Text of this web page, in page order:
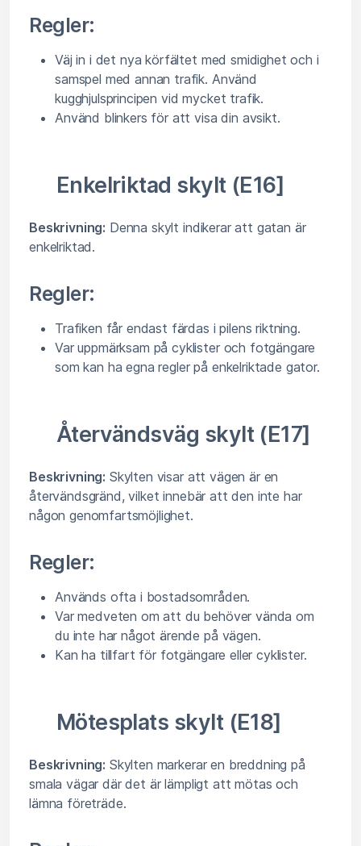
Regler:
Väj in i det nya körfältet med smidighet och i
samspel med annan trafik. Använd
kugghjulsprincipen vid mycket trafik.
Använd blinkers för att visa din avsikt.
Enkelriktad skylt (E16]
Beskrivning: Denna skylt indikerar att gatan är
enkelriktad.
Regler:
Trafiken får endast färdas i pilens riktning.
Var uppmärksam på cyklister och fotgängare
som kan ha egna regler på enkelriktade gator.
Återvändsväg skylt (E17]
Beskrivning: Skylten visar att vägen är en
återvändsgränd, vilket innebär att den inte har
någon genomfartsmöjlighet.
Regler:
Används ofta i bostadsområden.
Var medveten om att du behöver vända om
du inte har något ärende på vägen.
Kan ha tillfart för fotgängare eller cyklister.
Mötesplats skylt (E18]
Beskrivning: Skylten markerar en breddning på
smala vägar där det är lämpligt att mötas och
lämna företräde.